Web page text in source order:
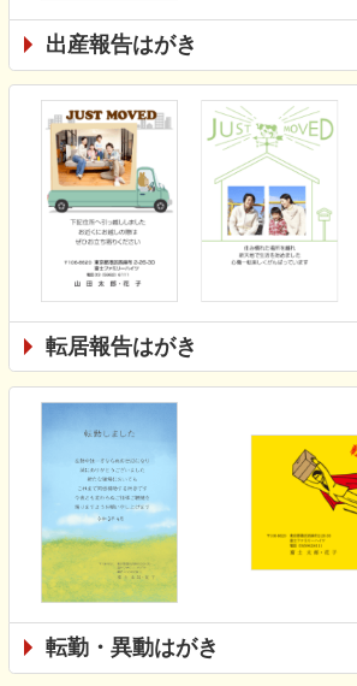
出産報告はがき
転居報告はがき
転勤・異動はがき